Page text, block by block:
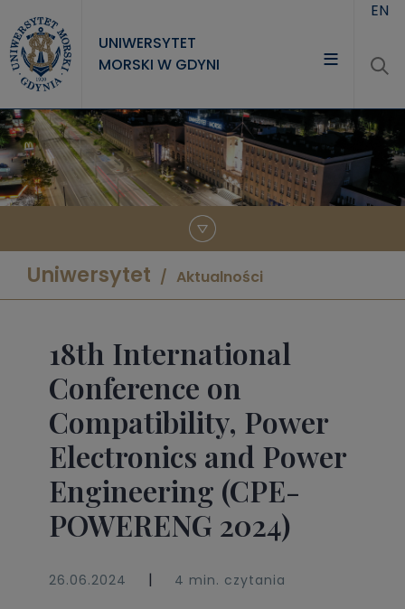
UNIWERSYTET
MORSKI W GDYNI
UNIWERSYTET
STUDIA
NAUKA
EN
Uniwersytet Aktualności
18th International
Conference on
Compatibility, Power
Electronics and Power
Engineering (CPE-
POWERENG 2024)
26.06.2024 | 4 min. czytania